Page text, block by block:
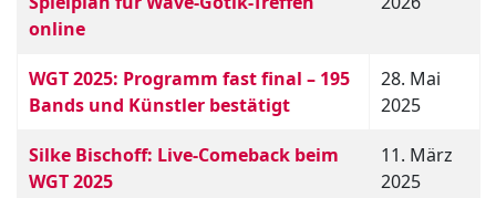
online
WGT 2025: Programm fast final – 195
Bands und Künstler bestätigt
28. Mai
2025
Silke Bischoff: Live-Comeback beim
WGT 2025
11. März
2025